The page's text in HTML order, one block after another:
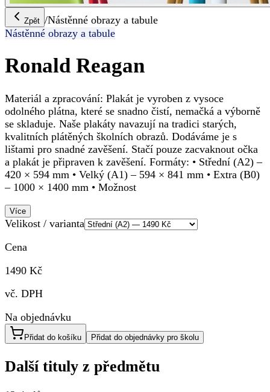
Zpět /Nástěnné obrazy a tabule
Nástěnné obrazy a tabule
Ronald Reagan
Materiál a zpracování: Plakát je vyroben z vysoce
odolného plátna, které se snadno čistí, nemačká a výborně
se skladuje. Naše plakáty navazují na tradici starých,
kvalitních plátěných školních obrazů. Dodáváme je s
lištami pro snadné zavěšení. Stačí pouze zacvaknout očka
a plakát je připraven k zavěšení. Formáty: • Střední (A2) –
420 × 594 mm • Velký (A1) – 594 × 841 mm • Extra (B0)
– 1000 × 1400 mm • Možnost
Více
Velikost / varianta
Cena
1490 Kč
vč. DPH
Na objednávku
Přidat do košíku Přidat do objednávky pro školu
Další tituly z předmětu